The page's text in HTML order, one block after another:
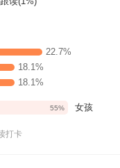
22.7%
18.1%
18.1%
55% 女孩
打卡